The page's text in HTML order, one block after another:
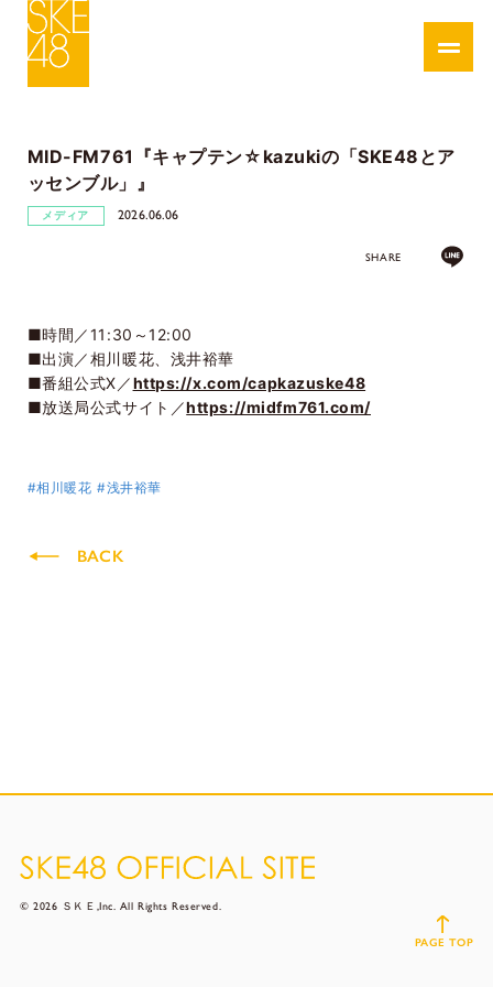
MID-FM761『キャプテン☆kazukiの「SKE48とア
ッセンブル」』
メディア 2026.06.06
SHARE
■時間／11:30～12:00
■出演／相川暖花、浅井裕華
■番組公式X／https://x.com/capkazuske48
■放送局公式サイト／https://midfm761.com/
#相川暖花 #浅井裕華
BACK
© 2026 ＳＫＥ,Inc. All Rights Reserved.
PAGE TOP